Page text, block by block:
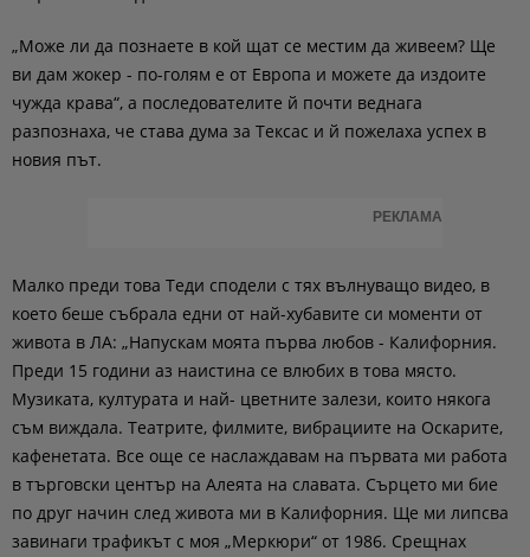
„Може ли да познаете в кой щат се местим да живеем? Ще
ви дам жокер - по-голям е от Европа и можете да издоите
чужда крава“, а последователите й почти веднага
разпознаха, че става дума за Тексас и й пожелаха успех в
новия път.
РЕКЛАМА
Малко преди това Теди сподели с тях вълнуващо видео, в
което беше събрала едни от най-хубавите си моменти от
живота в ЛА: „Напускам моята първа любов - Калифорния.
Преди 15 години аз наистина се влюбих в това място.
Музиката, културата и най- цветните залези, които някога
съм виждала. Театрите, филмите, вибрациите на Оскарите,
кафенетата. Все още се наслаждавам на първата ми работа
в търговски център на Алеята на славата. Сърцето ми бие
по друг начин след живота ми в Калифорния. Ще ми липсва
завинаги трафикът с моя „Меркюри“ от 1986. Срещнах